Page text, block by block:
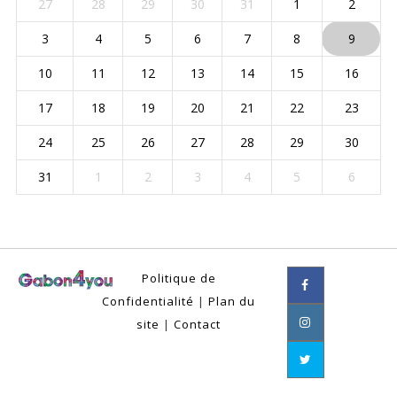
27 28 29 30 31 1 2
3 4 5 6 7 8 9
10 11 12 13 14 15 16
17 18 19 20 21 22 23
24 25 26 27 28 29 30
31 1 2 3 4 5 6
Politique de
Confidentialité | Plan du
site | Contact